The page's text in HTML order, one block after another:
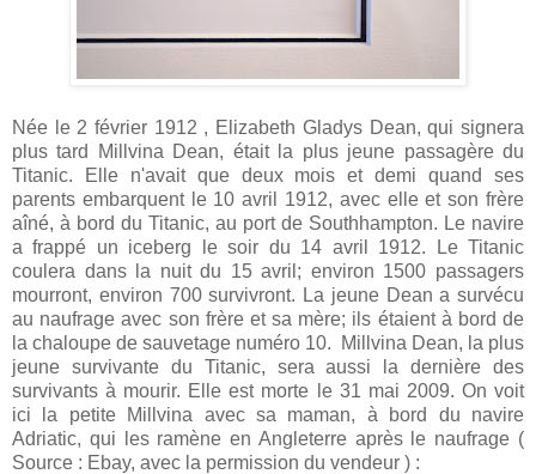
Née le 2 février 1912 , Elizabeth Gladys Dean, qui signera
plus tard Millvina Dean, était la plus jeune passagère du
Titanic. Elle n'avait que deux mois et demi quand ses
parents embarquent le 10 avril 1912, avec elle et son frère
aîné, à bord du Titanic, au port de Southhampton. Le navire
a frappé un iceberg le soir du 14 avril 1912. Le Titanic
coulera dans la nuit du 15 avril; environ 1500 passagers
mourront, environ 700 survivront. La jeune Dean a survécu
au naufrage avec son frère et sa mère; ils étaient à bord de
la chaloupe de sauvetage numéro 10. Millvina Dean, la plus
jeune survivante du Titanic, sera aussi la dernière des
survivants à mourir. Elle est morte le 31 mai 2009. On voit
ici la petite Millvina avec sa maman, à bord du navire
Adriatic, qui les ramène en Angleterre après le naufrage (
Source : Ebay, avec la permission du vendeur ) :